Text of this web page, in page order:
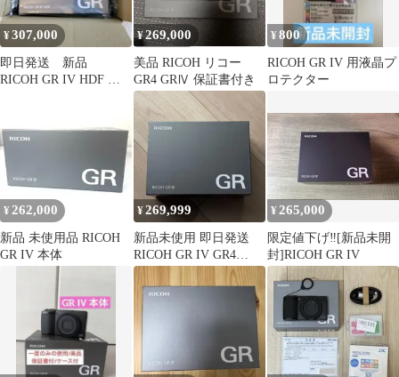
¥307,000
即日発送 新品
RICOH GR IV HDF コ
¥269,000
美品 RICOH リコー
GR4 GRⅣ 保証書付き
¥800
RICOH GR IV 用液晶プ
ロテクター
¥ 262,000
新品 未使用品 RICOH
GR IV 本体
¥269,999
新品未使用 即日発送
RICOH GR IV GR4
2026.8正規購入保証書
¥ 265,000
限定値下げ‼️[新品未開
封]RICOH GR IV